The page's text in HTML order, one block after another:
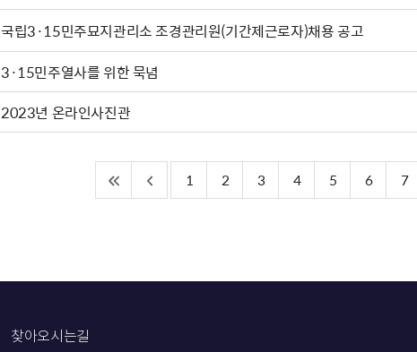
국립3·15민주묘지관리소 조경관리원(기간제근로자)채용 공고
3·15민주열사를 위한 묵념
2023년 온라인사진관
1 2 3 4 5 6 7
찾아오시는길